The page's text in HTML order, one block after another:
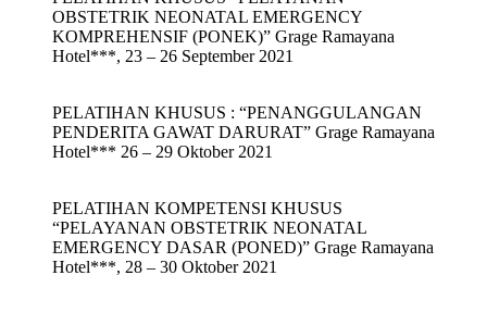
OBSTETRIK NEONATAL EMERGENCY
KOMPREHENSIF (PONEK)” Grage Ramayana
Hotel***, 23 – 26 September 2021
PELATIHAN KHUSUS : “PENANGGULANGAN
PENDERITA GAWAT DARURAT” Grage Ramayana
Hotel*** 26 – 29 Oktober 2021
PELATIHAN KOMPETENSI KHUSUS
“PELAYANAN OBSTETRIK NEONATAL
EMERGENCY DASAR (PONED)” Grage Ramayana
Hotel***, 28 – 30 Oktober 2021